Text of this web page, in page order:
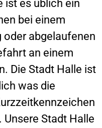
ist es üblich ein
bei einem
oder abgelaufenen
an einem
Die Stadt Halle ist
was die
Unsere Stadt Halle